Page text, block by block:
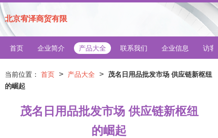
北京宥泽商贸有限
首页 企业简介 产品大全 联系我们 企业信息 访客
当前位置： 首页 > 产品大全 >
茂名日用品批发市场 供应链新枢纽
的崛起
茂名日用品批发市场 供应链新枢纽
的崛起